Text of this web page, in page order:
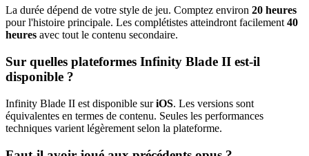
La durée dépend de votre style de jeu. Comptez environ 20 heures
pour l'histoire principale. Les complétistes atteindront facilement40
heures avec tout le contenu secondaire.
Sur quelles plateformes Infinity Blade II est-il
disponible ?
Infinity Blade II est disponible suriOS. Les versions sont
équivalentes en termes de contenu. Seules les performances
techniques varient légèrement selon la plateforme.